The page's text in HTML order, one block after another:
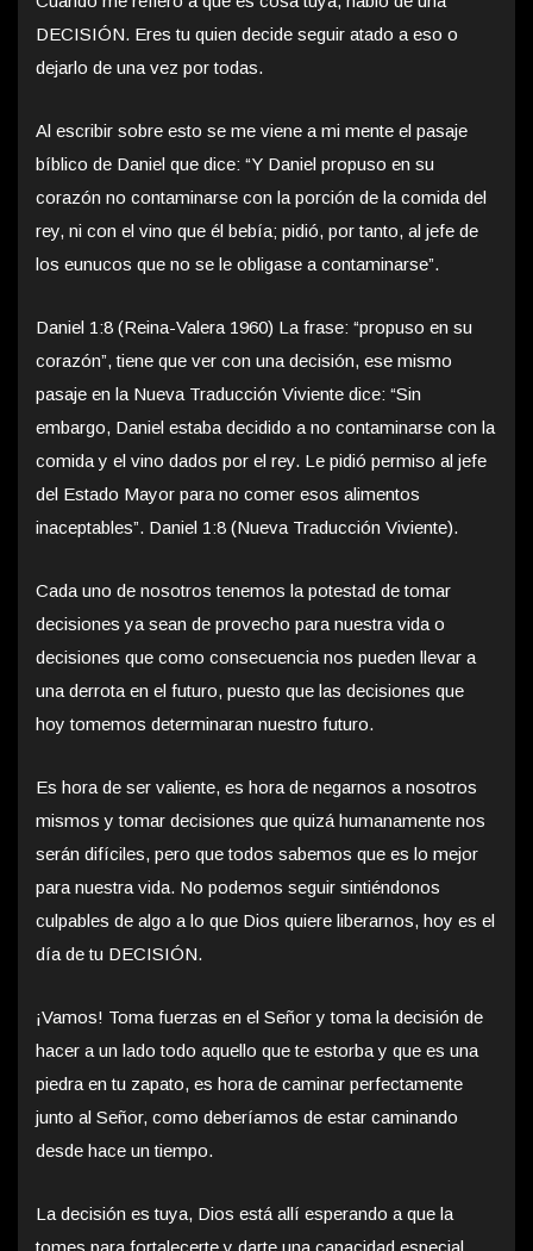
DECISIÓN. Eres tu quien decide seguir atado a eso o
dejarlo de una vez por todas.
Al escribir sobre esto se me viene a mi mente el pasaje
bíblico de Daniel que dice: “Y Daniel propuso en su
corazón no contaminarse con la porción de la comida del
rey, ni con el vino que él bebía; pidió, por tanto, al jefe de
los eunucos que no se le obligase a contaminarse”.
Daniel 1:8 (Reina-Valera 1960) La frase: “propuso en su
corazón”, tiene que ver con una decisión, ese mismo
pasaje en la Nueva Traducción Viviente dice: “Sin
embargo, Daniel estaba decidido a no contaminarse con la
comida y el vino dados por el rey. Le pidió permiso al jefe
del Estado Mayor para no comer esos alimentos
inaceptables”. Daniel 1:8 (Nueva Traducción Viviente).
Cada uno de nosotros tenemos la potestad de tomar
decisiones ya sean de provecho para nuestra vida o
decisiones que como consecuencia nos pueden llevar a
una derrota en el futuro, puesto que las decisiones que
hoy tomemos determinaran nuestro futuro.
Es hora de ser valiente, es hora de negarnos a nosotros
mismos y tomar decisiones que quizá humanamente nos
serán difíciles, pero que todos sabemos que es lo mejor
para nuestra vida. No podemos seguir sintiéndonos
culpables de algo a lo que Dios quiere liberarnos, hoy es el
día de tu DECISIÓN.
¡Vamos! Toma fuerzas en el Señor y toma la decisión de
hacer a un lado todo aquello que te estorba y que es una
piedra en tu zapato, es hora de caminar perfectamente
junto al Señor, como deberíamos de estar caminando
desde hace un tiempo.
La decisión es tuya, Dios está allí esperando a que la
tomes para fortalecerte y darte una capacidad especial